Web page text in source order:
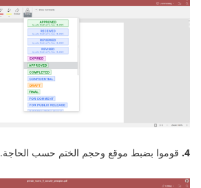
4. قوموا بضبط موقع وحجم الختم حسب الحاجة.